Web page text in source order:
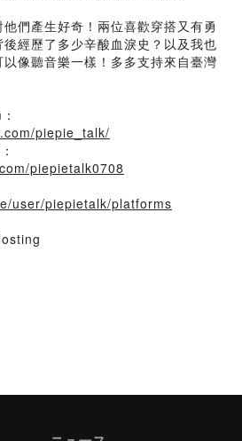
們產生好奇！兩位喜歡穿搭又有勇
經歷了多少辛酸血淚史？以及我也
像聽音樂一樣！多多支持來自臺灣
piepie_talk/
piepietalk0708
user/piepietalk/platforms